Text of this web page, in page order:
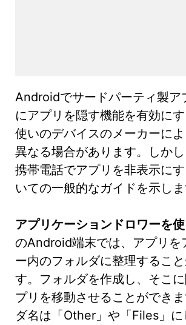
Androidでサードパーティ製ア
にアプリを隠す機能を有効に
使いのデバイスのメーカーに
異なる場合があります。しか
携帯電話でアプリを非表示に
いての一般的なガイドを示しま
アプリケーションドロワーを使
のAndroid端末では、アプリを
ー内のフォルダに整理するこ
す。フォルダを作成し、そこ
プリを移動させることができ
ダ名は「Other」や「Files」に